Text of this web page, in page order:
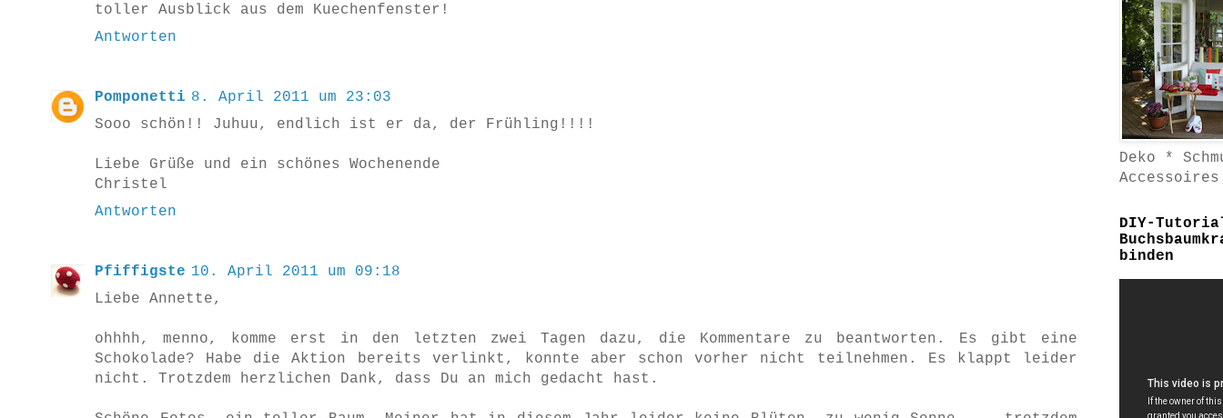
toller Ausblick aus dem Kuechenfenster!
Antworten
Pomponetti 8. April 2011 um 23:03
Sooo schön!! Juhuu, endlich ist er da, der Frühling!!!!
Liebe Grüße und ein schönes Wochenende
Christel
Antworten
Pfiffigste 10. April 2011 um 09:18
Liebe Annette,
ohhhh, menno, komme erst in den letzten zwei Tagen dazu, die Kommentare zu beantworten. Es gibt eine
Schokolade? Habe die Aktion bereits verlinkt, konnte aber schon vorher nicht teilnehmen. Es klappt leider
nicht. Trotzdem herzlichen Dank, dass Du an mich gedacht hast.
Deko *
Accessoires
DIY-
binden